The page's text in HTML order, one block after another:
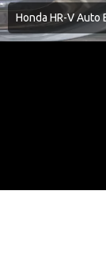
Honda HR-V Auto